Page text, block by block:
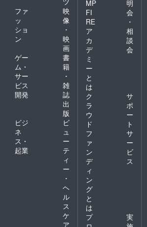
ファ
ッ
ショ
ン
映
像
・
映
画
ゲー
ム・
サー
ビス
開発
書
籍
・
雑
誌
出
版
ビジ
ネ
ス・
起業
ビ
ュ
ー
テ
ィ
ー
・
ヘ
ル
ス
ケ
ア
MP
FI
RE
ア
カ
デ
ミ
ー
と
は
明
会
・
相
談
会
ク
ラ
ウ
ド
フ
ァ
ン
デ
ィ
ン
グ
と
は
サ
ポ
ー
ト
サ
ー
ビ
ス
プ
実